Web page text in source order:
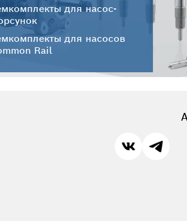
для насос-
для насосов
Rail